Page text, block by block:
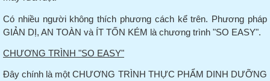
Có nhiều người không thích phương cách kể trên. Phương pháp
GIẢN DỊ, AN TOÀN và ÍT TỐN KÉM là chương trình "SO EASY".
CHƯƠNG TRÌNH "SO EASY"
Đây chính là một CHƯƠNG TRÌNH THỰC PHẨM DINH DƯỠNG